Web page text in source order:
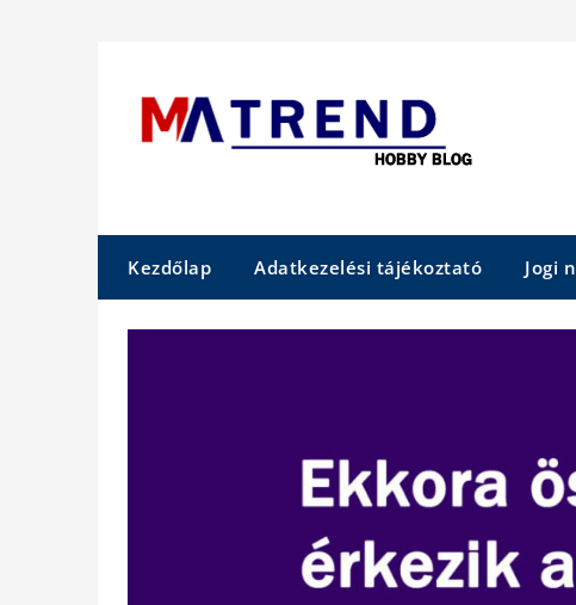
Kezdőlap Adatkezelési tájékoztató Jogi